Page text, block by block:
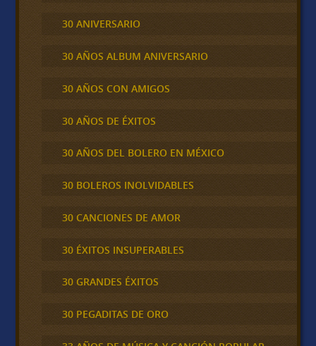
30 ANIVERSARIO
30 AÑOS ALBUM ANIVERSARIO
30 AÑOS CON AMIGOS
30 AÑOS DE ÉXITOS
30 AÑOS DEL BOLERO EN MÉXICO
30 BOLEROS INOLVIDABLES
30 CANCIONES DE AMOR
30 ÉXITOS INSUPERABLES
30 GRANDES ÉXITOS
30 PEGADITAS DE ORO